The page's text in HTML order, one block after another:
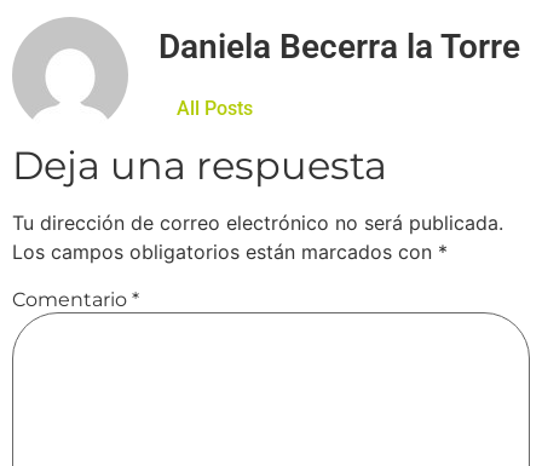
Daniela Becerra la Torre
All Posts
Deja una respuesta
Tu dirección de correo electrónico no será publicada.
Los campos obligatorios están marcados con *
Comentario *